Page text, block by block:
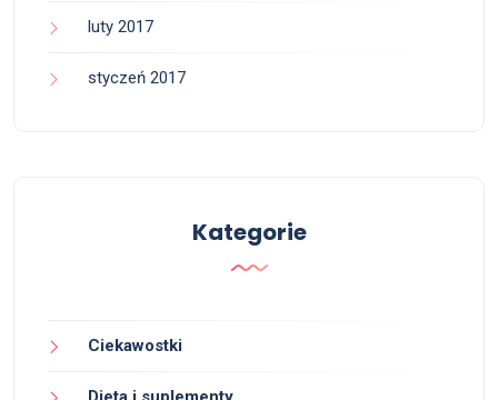
luty 2017
styczeń 2017
Kategorie
Ciekawostki